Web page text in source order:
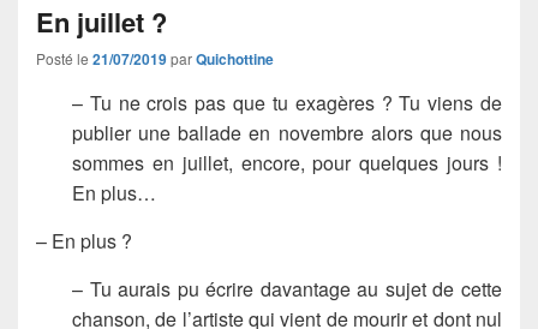
En juillet ?
Posté le 21/07/2019parQuichottine
– Tu ne crois pas que tu exagères ? Tu viens de
publier une ballade en novembre alors que nous
sommes en juillet, encore, pour quelques jours !
En plus…
– En plus ?
– Tu aurais pu écrire davantage au sujet de cette
chanson, de l’artiste qui vient de mourir et dont nul